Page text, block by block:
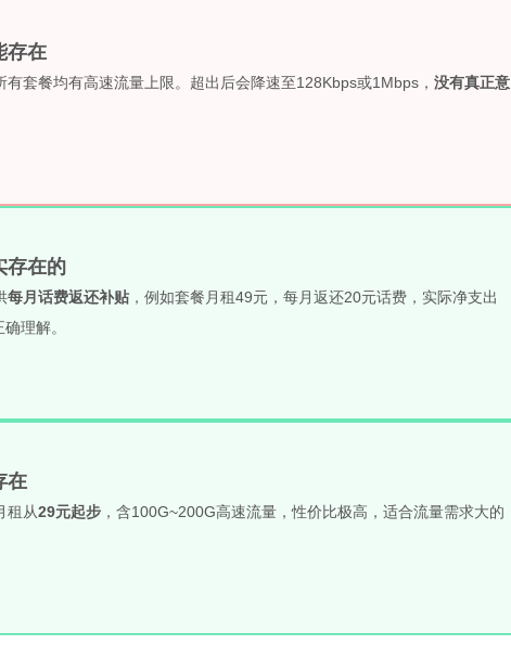
存在
套餐均有高速流量上限。超出后会降速至128Kbps或1Mbps， 没有真正意
存在的
每月话费返还补贴 ，例如套餐月租49元，每月返还20元话费，实际净支出
理解。
在
租从29元起步 ，含100G~200G高速流量，性价比极高，适合流量需求大的